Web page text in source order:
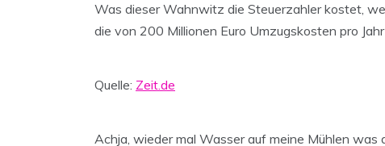
Was dieser Wahnwitz die Steuerzahler kostet,
die von 200 Millionen Euro Umzugskosten pro
Quelle: Zeit.de
Achja, wieder mal Wasser auf meine Mühlen